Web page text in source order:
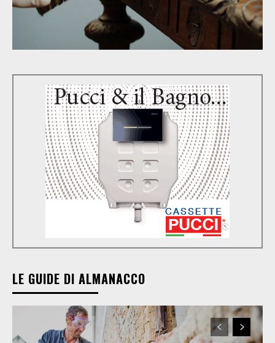
LE GUIDE DI ALMANACCO